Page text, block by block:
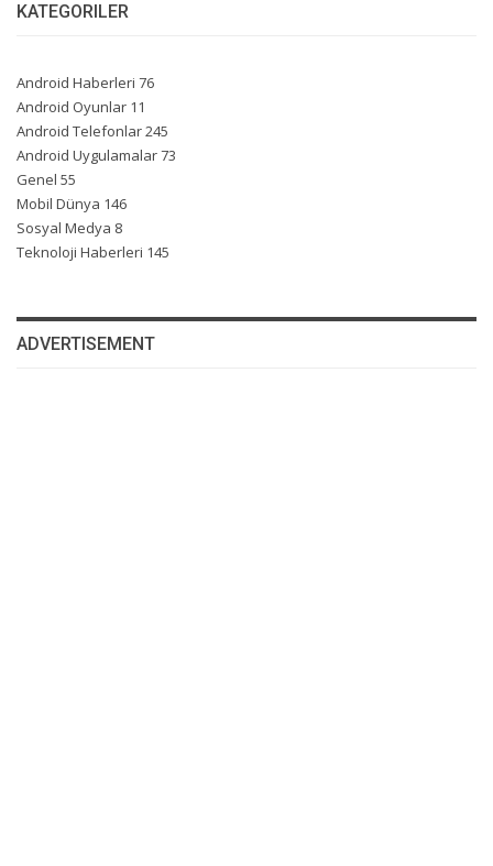
KATEGORILER
Android Haberleri 76
Android Oyunlar 11
Android Telefonlar245
Android Uygulamalar73
Genel 55
Mobil Dünya 146
Sosyal Medya 8
Teknoloji Haberleri 145
ADVERTISEMENT